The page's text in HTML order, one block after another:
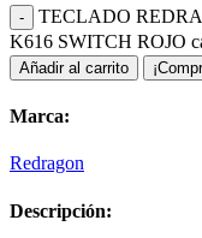
TECLADO
K616 SWITCH ROJO
Añadir al carrito
Marca:
Redragon
Descripción: